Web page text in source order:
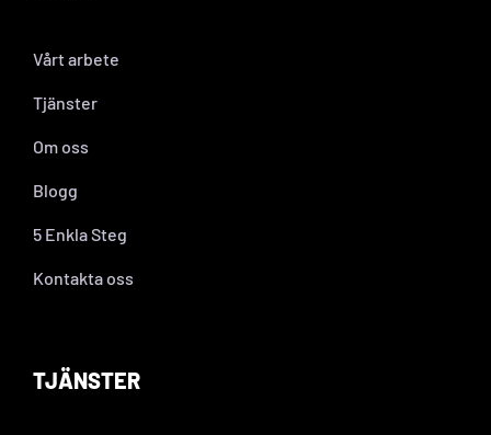
Vårt arbete
Tjänster
Om oss
Blogg
5 Enkla Steg
Kontakta oss
TJÄNSTER